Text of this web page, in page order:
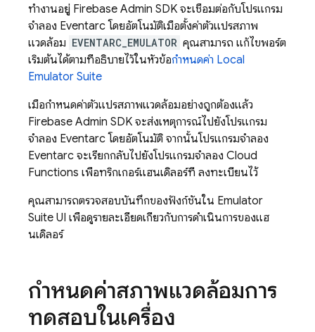
ทำงานอยู่ Firebase Admin SDK จะเชื่อมต่อกับโปรแกรม
จำลอง Eventarc โดยอัตโนมัติเมื่อตั้งค่าตัวแปรสภาพ
แวดล้อม EVENTARC_EMULATOR คุณสามารถ แก้ไขพอร์ต
เริ่มต้นได้ตามที่อธิบายไว้ในหัวข้อกำหนดค่า Local
Emulator Suite
เมื่อกำหนดค่าตัวแปรสภาพแวดล้อมอย่างถูกต้องแล้ว
Firebase Admin SDK จะส่งเหตุการณ์ไปยังโปรแกรม
จำลอง Eventarc โดยอัตโนมัติ จากนั้นโปรแกรมจำลอง
Eventarc จะเรียกกลับไปยังโปรแกรมจำลอง Cloud
Functions เพื่อทริกเกอร์แฮนเดิลอร์ที่ ลงทะเบียนไว้
คุณสามารถตรวจสอบบันทึกของฟังก์ชันใน Emulator
Suite UI เพื่อดูรายละเอียดเกี่ยวกับการดำเนินการของแฮ
นเดิลอร์
กำหนดค่าสภาพแวดล้อมการ
ทดสอบในเครื่อง